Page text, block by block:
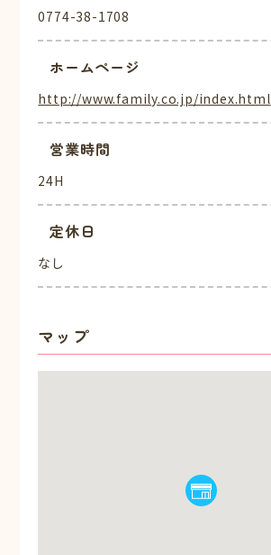
0774-38-1708
ホームページ
http://www.family.co.jp/index.html
営業時間
24H
定休日
なし
マップ